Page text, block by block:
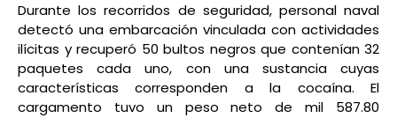
Durante los recorridos de seguridad, personal naval
detectó una embarcación vinculada con actividades
ilícitas y recuperó 50 bultos negros que contenían 32
paquetes cada uno, con una sustancia cuyas
características corresponden a la cocaína. El
cargamento tuvo un peso neto de mil 587.80